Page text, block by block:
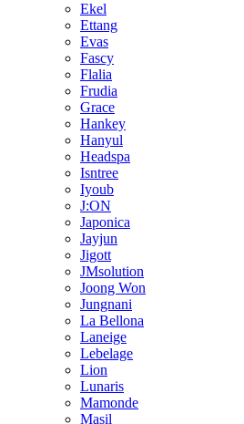
Ekel
Ettang
Evas
Fascy
Flalia
Frudia
Grace
Hankey
Hanyul
Headspa
Isntree
Iyoub
J:ON
Japonica
Jayjun
Jigott
JMsolution
Joong Won
Jungnani
La Bellona
Laneige
Lebelage
Lion
Lunaris
Mamonde
Masil